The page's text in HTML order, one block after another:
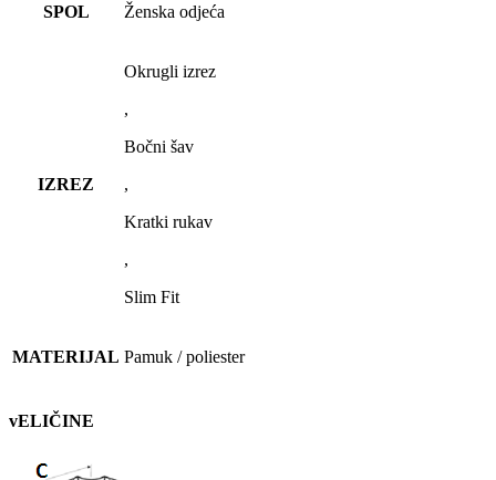
SPOL Ženska odjeća
IZREZ
Okrugli izrez
,
Bočni šav
,
Kratki rukav
,
Slim Fit
MATERIJAL Pamuk / poliester
vELIČINE